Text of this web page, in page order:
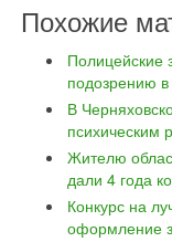
Похожие
Полицейские
подозрению
В
психическим
Жителю
дали 4 года
Конкурс на
оформление